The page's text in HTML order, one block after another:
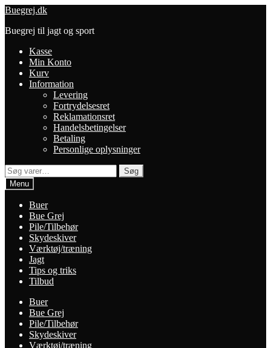
Spring
navigation
Spring
indhold
Buegrej.dk
Buegrej til jagt og sport
Kasse
Min Konto
Kurv
Information
Levering
Fortrydelsesret
Reklamationsret
Handelsbetingelser
Betaling
Personlige oplysninger
Søg
efter:
Søg
Menu
Buer
Bue Grej
Pile/Tilbehør
Skydeskiver
Værktøj/træning
Jagt
Tips og triks
Tilbud
Buer
Bue Grej
Pile/Tilbehør
Skydeskiver
Værktøj/træning